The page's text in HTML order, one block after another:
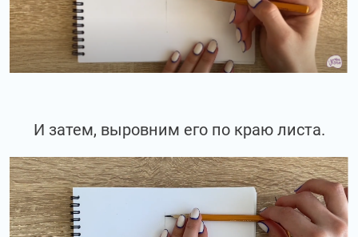
И затем, выровним его по краю листа.